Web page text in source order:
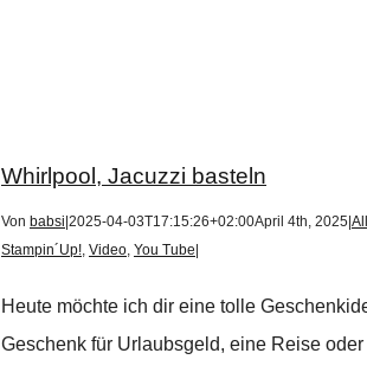
Whirlpool, Jacuzzi basteln
Von babsi 2025-04-03T17:15:26+02:00April 4th, 2025
Stampin´Up!, Video, You Tube
Heute möchte ich dir eine tolle
Geschenk für Urlaubsgeld, eine Reise